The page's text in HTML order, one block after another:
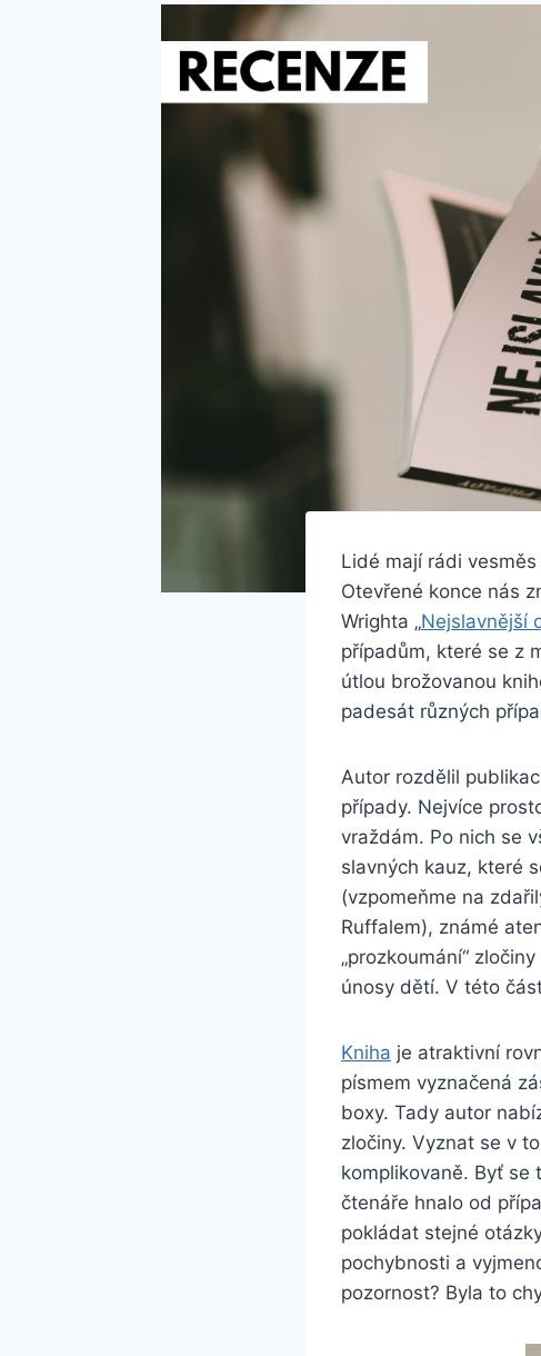
Lidé mají rádi vesměs
Otevřené konce nás
Wrighta „Nejslavnější
případům, které se z
útlou brožovanou
padesát různých
Autor rozdělil
případy. Nejvíce
vraždám. Po nich se
slavných kauz, které
(vzpomeňme na
Ruffalem), známé
„prozkoumání“
únosy dětí. V této
Kniha je atraktivní
písmem vyznačená
boxy. Tady autor
zločiny. Vyznat se v
komplikovaně. Byť
čtenáře hnalo od
pokládat stejné
pochybnosti a
pozornost? Byla to